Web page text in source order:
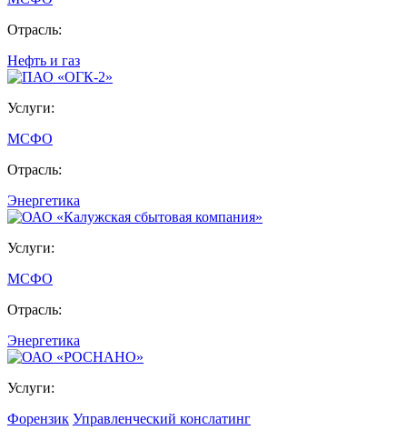
Отрасль:
Нефть и газ
Услуги:
МСФО
Отрасль:
Энергетика
Услуги:
МСФО
Отрасль:
Энергетика
Услуги:
Форензик Управленческий конслатинг